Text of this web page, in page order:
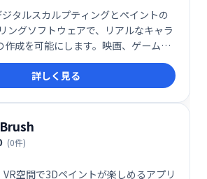
タルスカルプティングとペイントの
ングソフトウェアで、リアルなキャラ
作成を可能にします。映画、ゲーム、
制作のプロフェッショナルに広く利用
詳しく見る
(0件)
空間で3Dペイントが楽しめるアプリ